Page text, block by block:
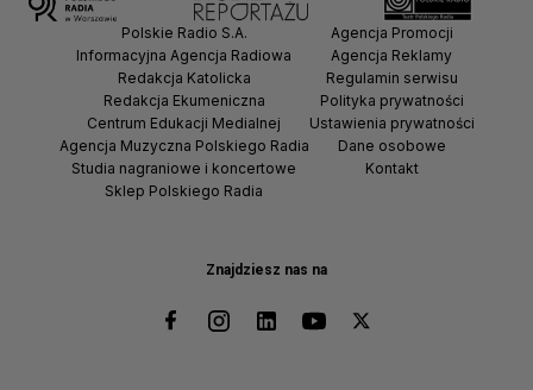
Znajdziesz nas na
Polskie Radio S.A.
Informacyjna Agencja Radiowa
Redakcja Katolicka
Redakcja Ekumeniczna
Centrum Edukacji Medialnej
Agencja Muzyczna Polskiego Radia
Studia nagraniowe i koncertowe
Sklep Polskiego Radia
Agencja Promocji
Agencja Reklamy
Regulamin serwisu
Polityka prywatności
Ustawienia prywatności
Dane osobowe
Kontakt